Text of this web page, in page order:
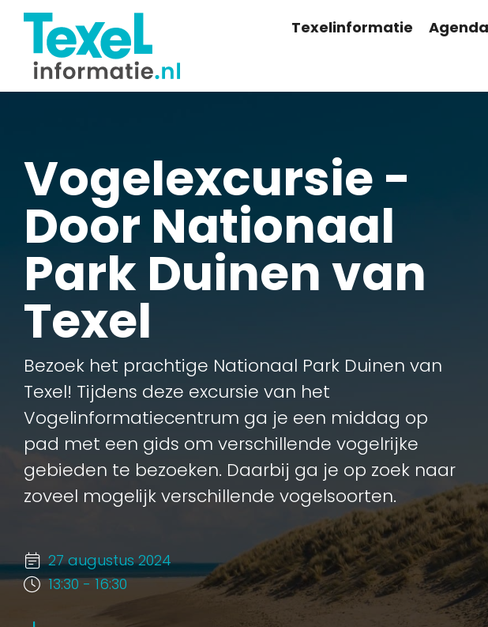
Texelinformatie Agenda
Vogelexcursie -
Door Nationaal
Park Duinen van
Texel
Bezoek het prachtige Nationaal Park Duinen van
Texel! Tijdens deze excursie van het
Vogelinformatiecentrum ga je een middag op
pad met een gids om verschillende vogelrijke
gebieden te bezoeken. Daarbij ga je op zoek naar
zoveel mogelijk verschillende vogelsoorten.
27 augustus 2024
13:30 - 16:30